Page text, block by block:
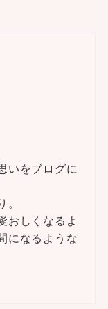
いをブログに
おしくなるよ
になるような